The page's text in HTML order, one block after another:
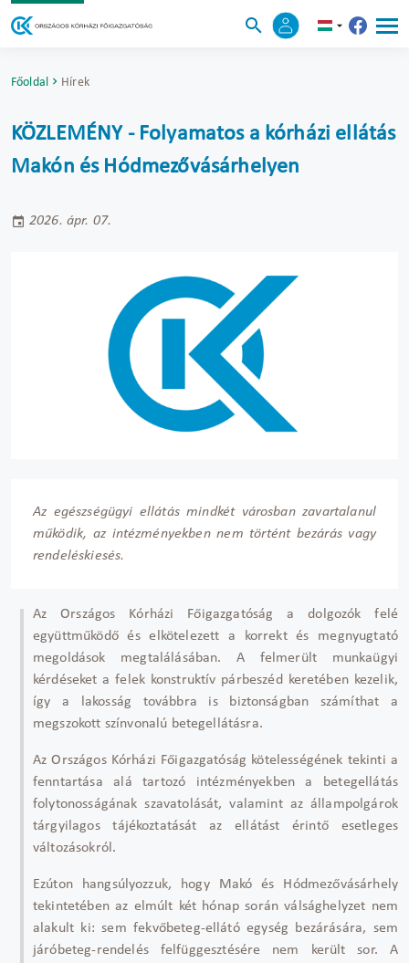
Főoldal Hírek
KÖZLEMÉNY - Folyamatos a kórházi ellátás
Makón és Hódmezővásárhelyen
2026. ápr. 07.
Az egészségügyi ellátás mindkét városban zavartalanul
működik, az intézményekben nem történt bezárás vagy
rendeléskiesés.
Az Országos Kórházi Főigazgatóság a dolgozók felé
együttműködő és elkötelezett a korrekt és megnyugtató
megoldások megtalálásában. A felmerült munkaügyi
kérdéseket a felek konstruktív párbeszéd keretében kezelik,
így a lakosság továbbra is biztonságban számíthat a
megszokott színvonalú betegellátásra.
Az Országos Kórházi Főigazgatóság kötelességének tekinti a
fenntartása alá tartozó intézményekben a betegellátás
folytonosságának szavatolását, valamint az állampolgárok
tárgyilagos tájékoztatását az ellátást érintő esetleges
változásokról.
Ezúton hangsúlyozzuk, hogy Makó és Hódmezővásárhely
tekintetében az elmúlt két hónap során válsághelyzet nem
alakult ki: sem fekvőbeteg-ellátó egység bezárására, sem
járóbeteg-rendelés felfüggesztésére nem került sor. A